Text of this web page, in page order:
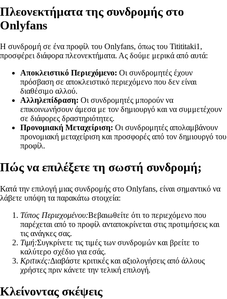
Πλεονεκτήματα της συνδρομής στο
Onlyfans
Η συνδρομή σε ένα προφίλ του Onlyfans, όπως του Titititaki1,
προσφέρει διάφορα πλεονεκτήματα. Ας δούμε μερικά από αυτά:
Αποκλειστικό Περιεχόμενο: Οι συνδρομητές έχουν
πρόσβαση σε αποκλειστικό περιεχόμενο που δεν είναι
διαθέσιμο αλλού.
Αλληλεπίδραση: Οι συνδρομητές μπορούν να
επικοινωνήσουν άμεσα με τον δημιουργό και να συμμετέχουν
σε διάφορες δραστηριότητες.
Προνομιακή Μεταχείριση: Οι συνδρομητές απολαμβάνουν
προνομιακή μεταχείριση και προσφορές από τον δημιουργό του
προφίλ.
Πώς να επιλέξετε τη σωστή συνδρομή;
Κατά την επιλογή μιας συνδρομής στο Onlyfans, είναι σημαντικό να
λάβετε υπόψη τα παρακάτω στοιχεία:
Τύπος Περιεχομένου:Βεβαιωθείτε ότι το περιεχόμενο που
παρέχεται από το προφίλ ανταποκρίνεται στις προτιμήσεις και
τις ανάγκες σας.
Τιμή:Συγκρίνετε τις τιμές των συνδρομών και βρείτε το
καλύτερο σχέδιο για εσάς.
Κριτικές:Διαβάστε κριτικές και αξιολογήσεις από άλλους
χρήστες πριν κάνετε την τελική επιλογή.
Κλείνοντας σκέψεις